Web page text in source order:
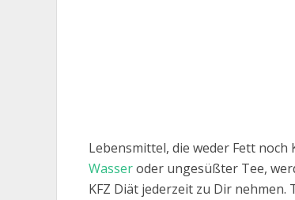
Lebensmittel, die weder Fett
Wasseroder ungesüßter Tee,
KFZ Diät jederzeit zu Dir